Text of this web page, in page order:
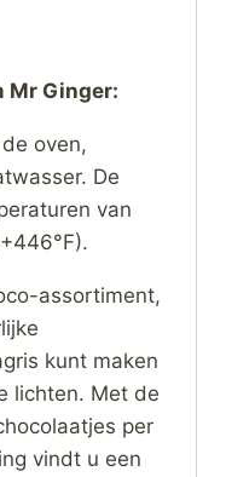
Mr Ginger:
oven,
De
van
assortiment,
kunt maken
lichten. Met de
per
vindt u een